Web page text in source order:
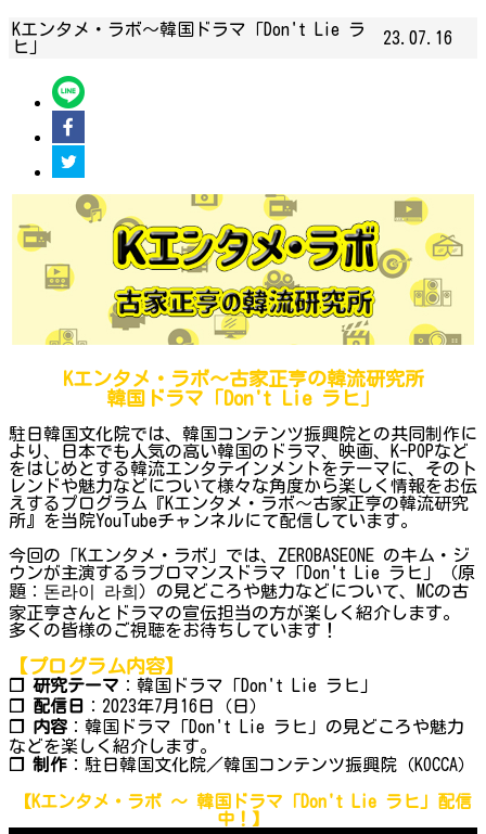
Kエンタメ・ラボ～韓国ドラマ「Don't Lie ラ
ヒ」
23.07.16
Kエンタメ・ラボ～古家正亨の韓流研究所
韓国ドラマ「Don't Lie ラヒ」
駐日韓国文化院では、韓国コンテンツ振興院との共同制作に
より、日本でも人気の高い韓国のドラマ、映画、K-POPなど
をはじめとする韓流エンタテインメントをテーマに、そのト
レンドや魅力などについて様々な角度から楽しく情報をお伝
えするプログラム『Kエンタメ・ラボ～古家正亨の韓流研究
所』を当院YouTubeチャンネルにて配信しています。
今回の「Kエンタメ・ラボ」では、ZEROBASEONE のキム・ジ
ウンが主演するラブロマンスドラマ「Don't Lie ラヒ」（原
題：돈라이 라희）の見どころや魅力などについて、MCの古
家正亨さんとドラマの宣伝担当の方が楽しく紹介します。
多くの皆様のご視聴をお待ちしています！
【プログラム内容】
❐ 研究テーマ ：韓国ドラマ「Don't Lie ラヒ」
❐ 配信日
：2023年7月16日（日）
❐ 内容 ：韓国ドラマ「Don't Lie ラヒ」の見どころや魅力
などを楽しく紹介します。
❐ 制作 ：駐日韓国文化院／韓国コンテンツ振興院（KOCCA）
【Kエンタメ・ラボ ～ 韓国ドラマ「Don't Lie ラヒ」配信
中！】